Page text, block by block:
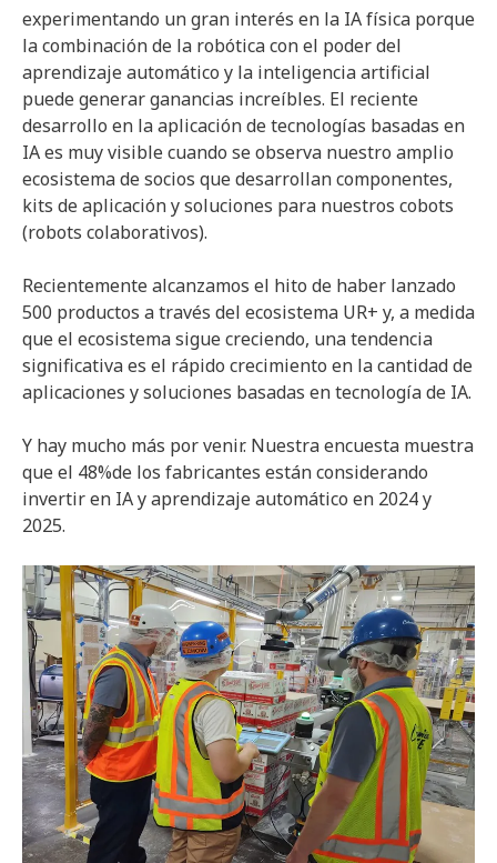
experimentando un gran interés en la IA física porque
la combinación de la robótica con el poder del
aprendizaje automático y la inteligencia artificial
puede generar ganancias increíbles. El reciente
desarrollo en la aplicación de tecnologías basadas en
IA es muy visible cuando se observa nuestro amplio
ecosistema de socios que desarrollan componentes,
kits de aplicación y soluciones para nuestros cobots
(robots colaborativos).
Recientemente alcanzamos el hito de haber lanzado
500 productos a través del ecosistema UR+ y, a medida
que el ecosistema sigue creciendo, una tendencia
significativa es el rápido crecimiento en la cantidad de
aplicaciones y soluciones basadas en tecnología de IA.
Y hay mucho más por venir. Nuestra encuesta muestra
que el 48%de los fabricantes están considerando
invertir en IA y aprendizaje automático en 2024 y
2025.